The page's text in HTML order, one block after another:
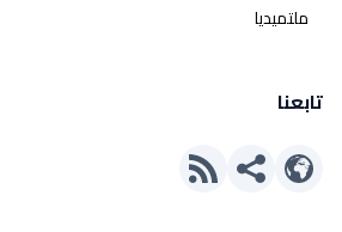
ملتميديا
تابعنا